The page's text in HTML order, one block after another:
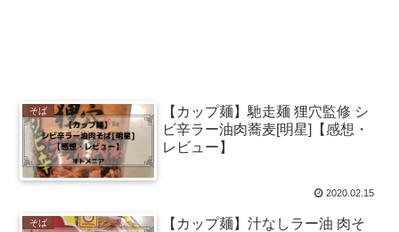
そば
【カップ麺】馳走麺 狸穴監修 シ
ビ辛ラー油肉蕎麦[明星]【感想・
レビュー】
2020.02.15
そば
【カップ麺】汁なしラー油 肉そ